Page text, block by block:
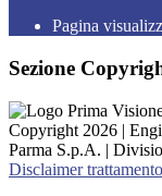
Pagina
Sezione
Copyright 2026 |
Parma S.p.A. |
Disclaimer